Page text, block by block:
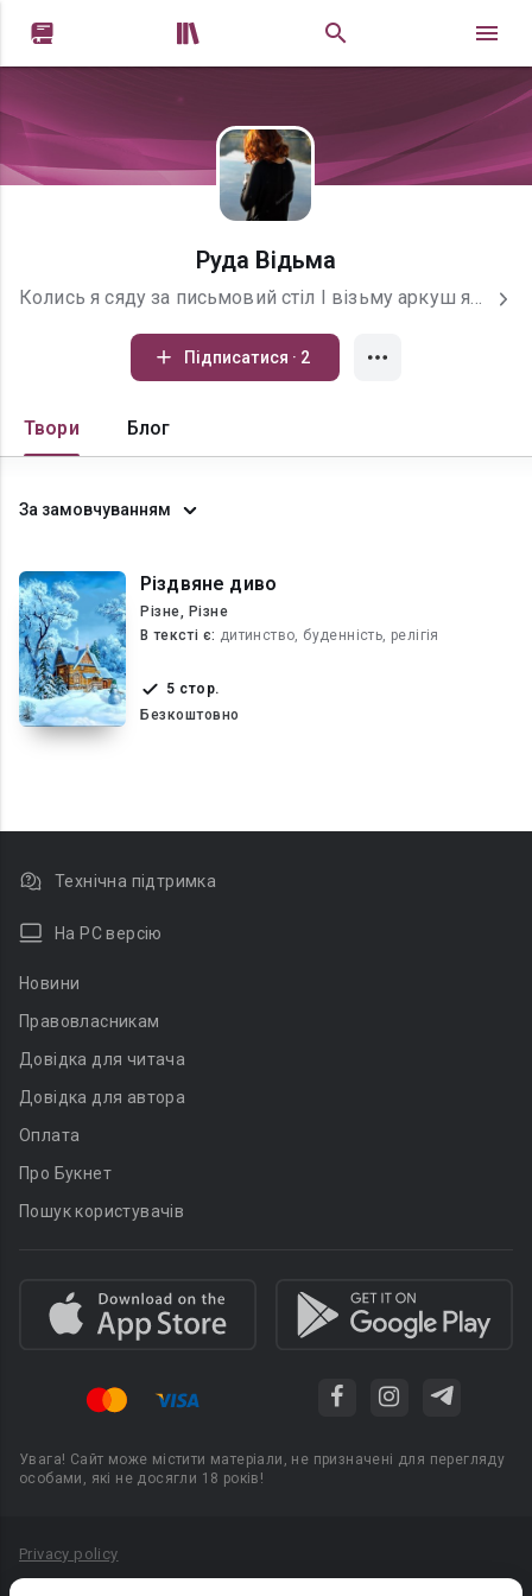
 
Руда Відьма
Колись я сяду за письмовий стіл І візьму аркуш якомога більший О, ні! Я не писатиму листів. І ляжуть там не зовсім вірші. Колись я запишу життєві плани І кожен пункт з початком: "А колись..." Усі комедії можливі, часом драми Закінчу фразою: "Виконуй! Не барись!" Колись я заведу собі бойфренда Колись напишу книгу. Може й дві Колись візьму будиночок в оренду Колись поплаваю в морській воді Колись куплю квитки на електричку І байдуже куди - та лиш би з ним Куплю двох цуценят і дам їм клички Боятимусь із ними літніх злив Колись я полюблю сік апельсина І чай зелений, і каву прегірку Колись куплю швейну машину Колись кудись направлюсь в літаку Колись я сяду за письмовий стіл І з мрією, щоб всі вони збулись Багато пунктів долі на приціл Напевно з фразою: "А може не "колись"?" @Лучишин Галина
Підписатися · 2
Твори Блог
За замовчуванням
Різдвяне диво
Різне, Різне
В текcті є: дитинство, буденність, релігія
5 стор.
Безкоштовно
Технічна підтримка
На PC версію
Новини
Правовласникам
Довідка для читача
Довідка для автора
Оплата
Про Букнет
Пошук користувачів
Увага! Сайт може містити матеріали, не призначені для перегляду
особами, які не досягли 18 років!
Privacy policy